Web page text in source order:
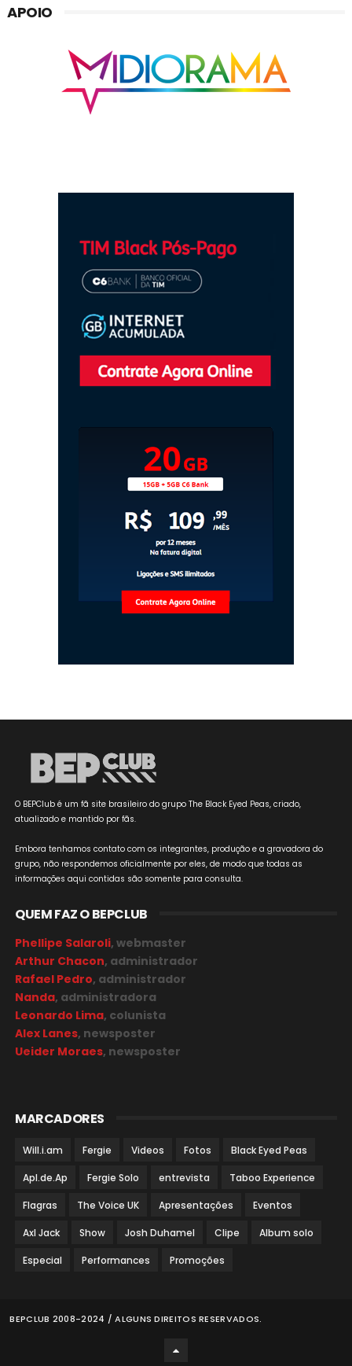
APOIO
O BEPClub é um fã site brasileiro do grupo The Black Eyed Peas, criado,
atualizado e mantido por fãs.
Embora tenhamos contato com os integrantes, produção e a gravadora do
grupo, não respondemos oficialmente por eles, de modo que todas as
informações aqui contidas são somente para consulta.
QUEM FAZ O BEPCLUB
Phellipe Salaroli, webmaster
Arthur Chacon, administrador
Rafael Pedro, administrador
Nanda, administradora
Leonardo Lima, colunista
Alex Lanes, newsposter
Ueider Moraes, newsposter
MARCADORES
Will.i.am Fergie Videos Fotos Black Eyed Peas
Apl.de.Ap Fergie Solo entrevista Taboo Experience
Flagras The Voice UK Apresentações Eventos
Axl Jack Show Josh Duhamel Clipe Album solo
Especial Performances Promoções
BEPCLUB 2008-2024 / ALGUNS DIREITOS RESERVADOS.